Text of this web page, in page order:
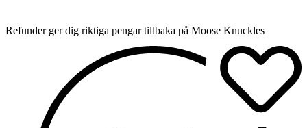
Refunder ger dig riktiga pengar tillbaka på Moose Knuckles